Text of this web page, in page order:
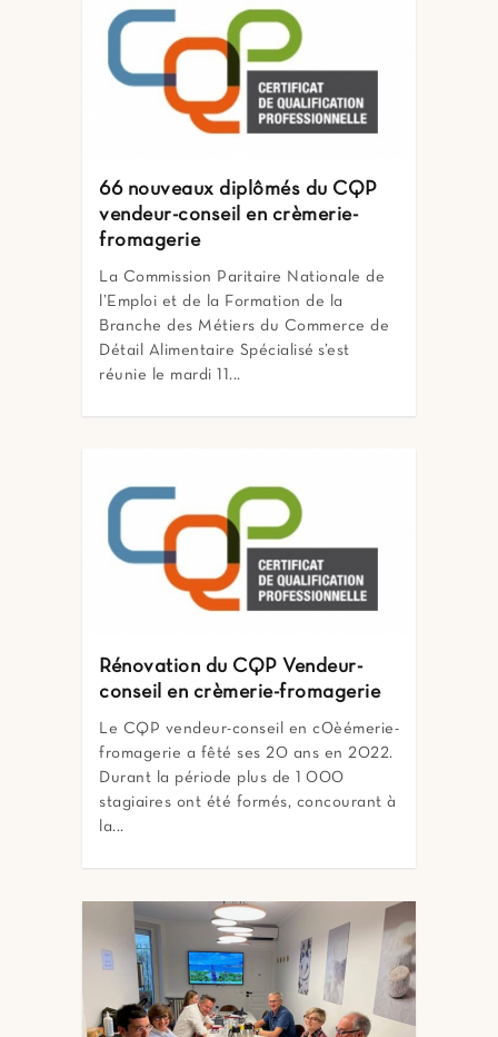
66 nouveaux diplômés du CQP
vendeur-conseil en crèmerie-
fromagerie
La Commission Paritaire Nationale de
l’Emploi et de la Formation de la
Branche des Métiers du Commerce de
Détail Alimentaire Spécialisé s’est
réunie le mardi 11...
Rénovation du CQP Vendeur-
conseil en crèmerie-fromagerie
Le CQP vendeur-conseil en c0èémerie-
fromagerie a fêté ses 20 ans en 2022.
Durant la période plus de 1 000
stagiaires ont été formés, concourant à
la...